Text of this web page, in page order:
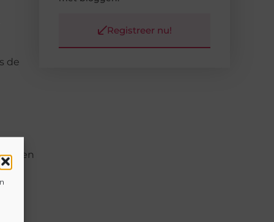
de
Registreer nu!